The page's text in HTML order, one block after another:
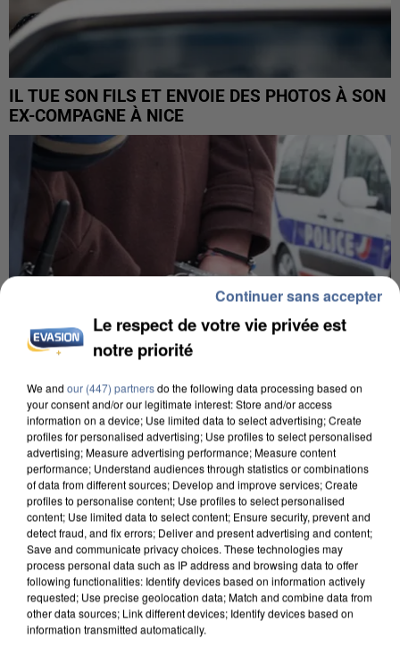
IL TUE SON FILS ET ENVOIE DES PHOTOS À SON
EX-COMPAGNE À NICE
L’UN DES FONDATEURS SUPPOSÉS DE LA DZ
MAFIA INTERPELLÉ EN ALGÉRIE
Le respect de votre vie privée est
notre priorité
We and our (447) partnersdo the following data processing based on
your consent and/or our legitimate interest: Store and/or access
information on a device; Use limited data to select advertising; Create
profiles for personalised advertising; Use profiles to select personalised
advertising; Measure advertising performance; Measure content
performance; Understand audiences through statistics or combinations
of data from different sources; Develop and improve services; Create
profiles to personalise content; Use profiles to select personalised
content; Use limited data to select content; Ensure security, prevent and
detect fraud, and fix errors; Deliver and present advertising and content;
Save and communicate privacy choices. These technologies may
process personal data such as IP address and browsing data to offer
following functionalities: Identify devices based on information actively
requested; Use precise geolocation data; Match and combine data from
other data sources; Link different devices; Identify devices based on
information transmitted automatically.
Continuer sans accepter